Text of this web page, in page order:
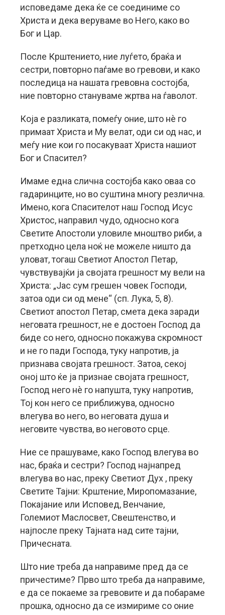
исповедаме дека ќе се соединиме со
Христа и дека веруваме во Него, како во
Бог и Цар.
После Крштението, ние луѓето, браќа и
сестри, повторно паѓаме во гревови, и како
последица на нашата гревовна состојба,
ние повторно стануваме жртва на ѓаволот.
Која е разликата, помеѓу оние, што нè го
примаат Христа и Му велат, оди си од нас, и
меѓу ние кои го посакуваат Христа нашиот
Бог и Спасител?
Имаме една слична состојба како оваа со
гадаринците, но во суштина многу резлична.
Имено, кога Спасителот наш Господ Исус
Христос, направил чудо, односно кога
Светите Апостоли уловиле мноштво риби, а
претходно цела ноќ не можеле ништо да
уловат, тогаш Светиот Апостол Петар,
чувствувајќи ја својата грешност му вели на
Христа: „Јас сум грешен човек Господи,
затоа оди си од мене“ (сп. Лука, 5, 8).
Светиот апостол Петар, смета дека заради
неговата грешност, не е достоен Господ да
биде со него, односно покажува скромност
и не го пади Господа, туку напротив, ја
признава својата грешност. Затоа, секој
оној што ќе ја признае својата грешност,
Господ него нè го напушта, туку напротив,
Тој кон него се приближува, односно
влегува во него, во неговата душа и
неговите чувства, во неговото срце.
Ние се прашуваме, како Господ влегува во
нас, браќа и сестри? Господ најнапред
влегува во нас, преку Светиот Дух , преку
Светите Тајни: Крштение, Миропомазание,
Покајание или Исповед, Венчание,
Големиот Маслосвет, Свештенство, и
најпосле преку Тајната над сите тајни,
Причесната.
Што ние треба да направиме пред да се
причестиме? Прво што треба да направиме,
е да се покаеме за гревовите и да побараме
прошка, односно да се измириме со оние